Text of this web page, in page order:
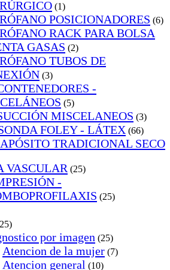
(1)
POSICIONADORES (6)
RACK PARA BOLSA
GASAS (2)
TUBOS DE
(3)
-
(5)
MISCELANEOS (3)
FOLEY - LÁTEX (66)
TRADICIONAL SECO
VASCULAR (25)
-
(25)
por imagen (25)
Atencion de la mujer (7)
Atencion general (10)